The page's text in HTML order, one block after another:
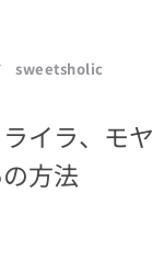
sweetsholic
イラ、モ
方法